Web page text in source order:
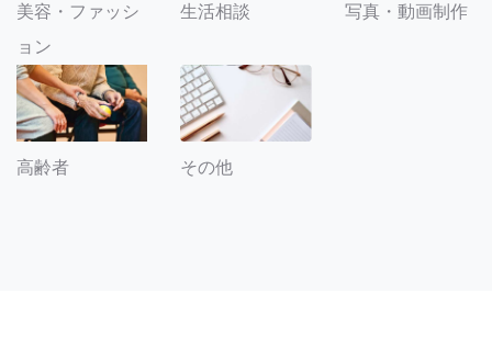
美容・ファッシ
ョン
生活相談 写真・動画制作
高齢者 その他